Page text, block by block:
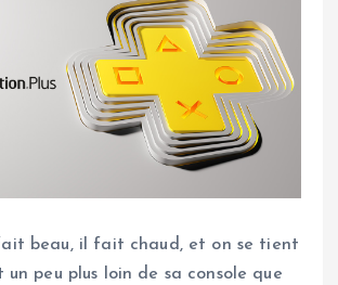
fait beau, il fait chaud, et on se tient
un peu plus loin de sa console que